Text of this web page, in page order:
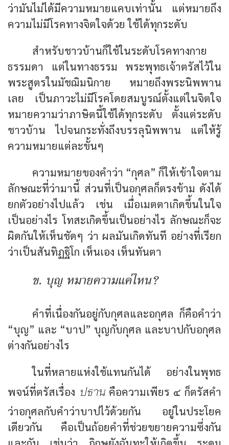
ว่ามันไม่ได้มีความหมายแคบเท่านั้น แต่หมายถึง
ความไม่มีโรคทางจิตใจด้วย ใช้ได้ทุกระดับ
สำหรับชาวบ้านก็ใช้ในระดับโรคทางกาย
ธรรมดา แต่ในทางธรรม พระพุทธเจ้าตรัสไว้ใน
พระสูตรในมัชฌิมนิกาย หมายถึงพระนิพพาน
เลย เป็นภาวะไม่มีโรคโดยสมบูรณ์ตั้งแต่ในจิตใจ
หมายความว่าภาษิตนี้ใช้ได้ทุกระดับ ตั้งแต่ระดับ
ชาวบ้าน ไปจนกระทั่งถึงบรรลุนิพพาน แต่ให้รู้
ความหมายแต่ละขั้นๆ
ความหมายของคำว่า “กุศล” ก็ให้เข้าใจตาม
ลักษณะที่ว่ามานี้ ส่วนที่เป็นอกุศลก็ตรงข้าม ดังได้
ยกตัวอย่างไปแล้ว เช่น เมื่อเมตตาเกิดขึ้นในใจ
เป็นอย่างไร โทสะเกิดขึ้นเป็นอย่างไร ลักษณะก็จะ
ผิดกันให้เห็นชัดๆ ว่า ผลมันเกิดทันที อย่างที่เรียก
ว่าเป็นสันทิฏฐิโก เห็นเอง เห็นทันตา
ข. บุญ หมายความแค่ไหน?
คำที่เนื่องกันอยู่กับกุศลและอกุศล ก็คือคำว่า
“บุญ” และ “บาป” บุญกับกุศล และบาปกับอกุศล
ต่างกันอย่างไร
ในที่หลายแห่งใช้แทนกันได้ อย่างในพุทธ
พจน์ที่ตรัสเรื่อง ปธานคือความเพียร ๔ ก็ตรัสคำ
ว่าอกุศลกับคำว่าบาปไว้ด้วยกัน อยู่ในประโยค
เดียวกัน คือเป็นถ้อยคำที่ช่วยขยายความซึ่งกัน